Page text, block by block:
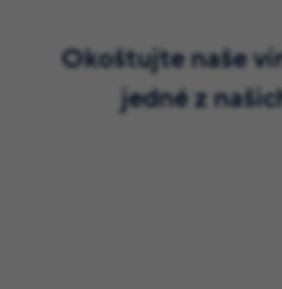
Okoštujte naše
jedné z